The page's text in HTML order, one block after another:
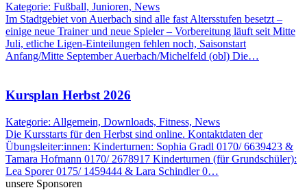
Kategorie: Fußball, Junioren, News
Im Stadtgebiet von Auerbach sind alle fast Altersstufen besetzt –
einige neue Trainer und neue Spieler – Vorbereitung läuft seit Mitte
Juli, etliche Ligen-Einteilungen fehlen noch, Saisonstart
Anfang/Mitte September Auerbach/Michelfeld (obl) Die…
Kursplan Herbst 2026
Kategorie: Allgemein, Downloads, Fitness, News
Die Kursstarts für den Herbst sind online. Kontaktdaten der
Übungsleiter:innen: Kinderturnen: Sophia Gradl 0170/ 6639423 &
Tamara Hofmann 0170/ 2678917 Kinderturnen (für Grundschüler):
Lea Sporer 0175/ 1459444 & Lara Schindler 0…
unsere Sponsoren